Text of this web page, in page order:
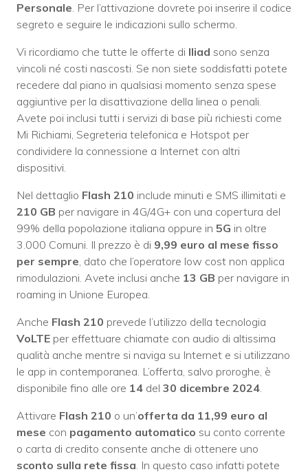
Personale. Per l’attivazione dovrete poi inserire il codice
segreto e seguire le indicazioni sullo schermo.
Vi ricordiamo che tutte le offerte di Iliad sono senza
vincoli né costi nascosti. Se non siete soddisfatti potete
recedere dal piano in qualsiasi momento senza spese
aggiuntive per la disattivazione della linea o penali.
Avete poi inclusi tutti i servizi di base più richiesti come
Mi Richiami, Segreteria telefonica e Hotspot per
condividere la connessione a Internet con altri
dispositivi.
Nel dettaglio Flash 210 include minuti e SMS illimitati e
210 GB per navigare in 4G/4G+ con una copertura del
99% della popolazione italiana oppure in 5G in oltre
3.000 Comuni. Il prezzo è di 9,99 euro al mese fisso
per sempre, dato che l’operatore low cost non applica
rimodulazioni. Avete inclusi anche 13 GB per navigare in
roaming in Unione Europea.
Anche Flash 210 prevede l’utilizzo della tecnologia
VoLTE per effettuare chiamate con audio di altissima
qualità anche mentre si naviga su Internet e si utilizzano
le app in contemporanea. L’offerta, salvo proroghe, è
disponibile fino alle ore 14 del 30 dicembre 2024.
Attivare Flash 210 o un’offerta da 11,99 euro al
mese con pagamento automatico su conto corrente
o carta di credito consente anche di ottenere uno
sconto sulla rete fissa. In questo caso infatti potete